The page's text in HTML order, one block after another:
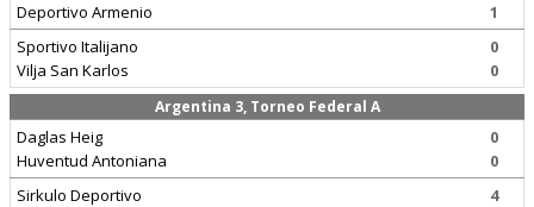
Deportivo Armenio
1
Sportivo Italijano
Vilja San Karlos
0
0
Argentina 3, Torneo Federal A
Daglas Heig
Huventud Antoniana
0
0
Sirkulo Deportivo
4